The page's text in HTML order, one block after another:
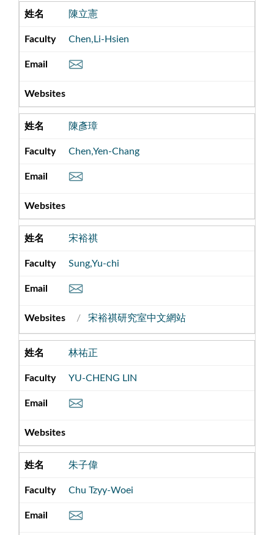
陳立憲
Chen,Li-Hsien
陳彥璋
Chen,Yen-Chang
宋裕祺
Sung,Yu-chi
宋裕祺研究室中文網站
林祐正
YU-CHENG LIN
朱子偉
Chu Tzyy-Woei